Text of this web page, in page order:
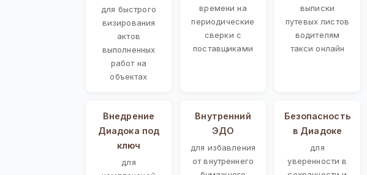
для быстрого
визирования
актов
выполненных
работ на
объектах
времени на
периодические
сверки с
поставщиками
выписки
путевых листов
водителям
такси онлайн
Внедрение
Диадока под
ключ
для
Внутренний
ЭДО
для избавления
от внутреннего
Безопасность
в Диадоке
для
уверенности в